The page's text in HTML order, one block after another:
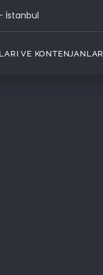
İstanbul
VE KONTENJANLAR